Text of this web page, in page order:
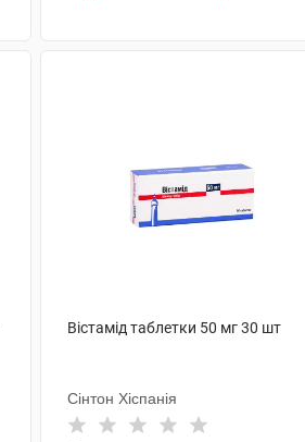
Вістамід таблетки 50 мг 30 шт
Сінтон Хіспанія